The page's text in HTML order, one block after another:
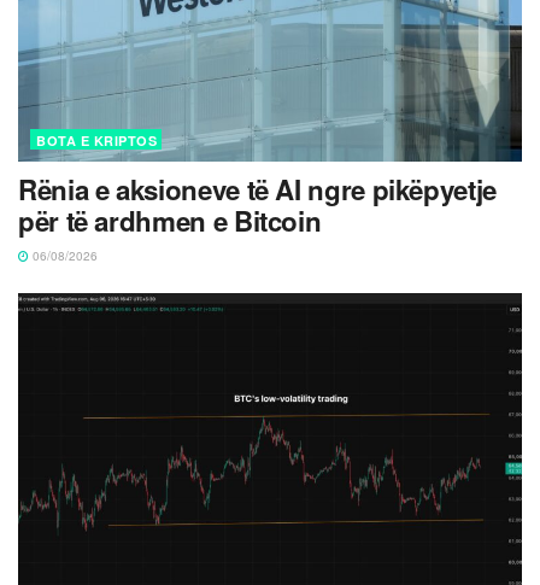
BOTA E KRIPTOS
Rënia e aksioneve të AI ngre pikëpyetje
për të ardhmen e Bitcoin
06/08/2026